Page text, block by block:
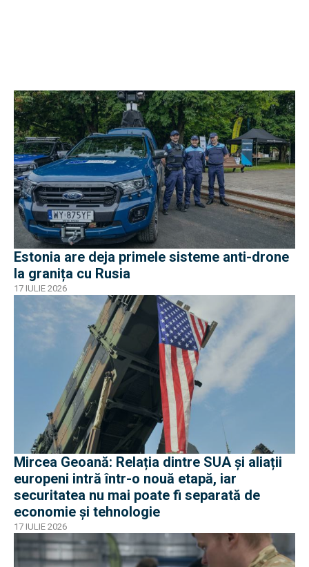
Estonia are deja primele sisteme anti-drone
la granița cu Rusia
17 IULIE 2026
Mircea Geoană: Relația dintre SUA și aliații
europeni intră într-o nouă etapă, iar
securitatea nu mai poate fi separată de
economie și tehnologie
17 IULIE 2026